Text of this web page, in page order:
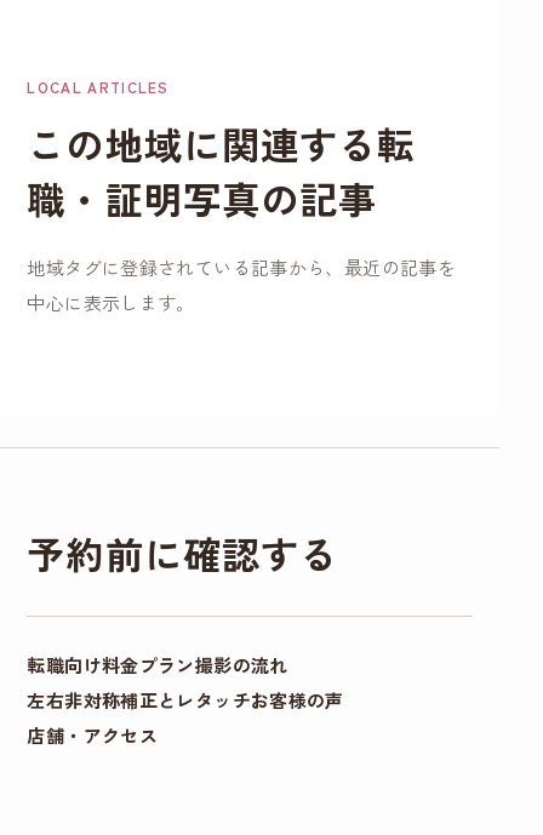
ございました！
LOCAL ARTICLES
この地域に関連する転
職・証明写真の記事
地域タグに登録されている記事から、最近の記事を
中心に表示します。
予約前に確認する
転職向け料金プラン撮影の流れ
左右非対称補正とレタッチお客様の声
店舗・アクセス